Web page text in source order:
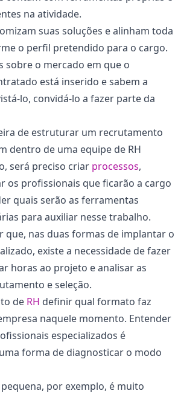
na atividade.
suas soluções e alinham toda
o perfil pretendido para o cargo.
sobre o mercado em que o
está inserido e sabem a
lo, convidá-lo a fazer parte da
de estruturar um recrutamento
dentro de uma equipe de RH
será preciso criar processos,
os profissionais que ficarão a cargo
quais serão as ferramentas
para auxiliar nesse trabalho.
que, nas duas formas de implantar o
existe a necessidade de fazer
horas ao projeto e analisar as
e seleção.
de RH definir qual formato faz
naquele momento. Entender
especializados é
forma de diagnosticar o modo
por exemplo, é muito